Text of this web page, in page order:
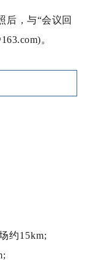
后，与“会议回
。
约15km;